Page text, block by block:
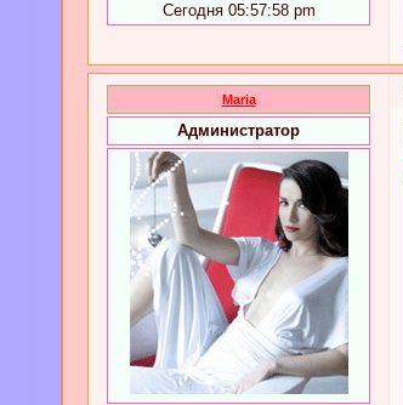
Сегодня 05:57:58 pm
Maria
Администратор